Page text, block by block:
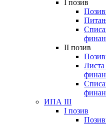
I позив
II позив
Листа
ИПА III
I позив